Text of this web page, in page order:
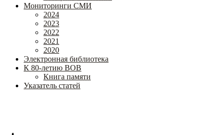
Мониторинги СМИ
2024
2023
2022
2021
2020
Электронная библиотека
К 80-летию ВОВ
Книга памяти
Указатель статей